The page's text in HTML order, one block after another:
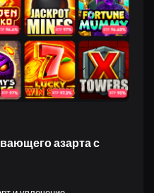
азарта с